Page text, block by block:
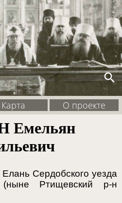
Карта О проекте
search
Емельян
Сердобского уезда
(ныне Ртищевский р-н